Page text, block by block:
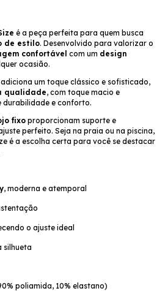
é a peça perfeita para quem busca
de estilo. Desenvolvido para valorizar o
confortável com um design
ocasião.
adiciona um toque clássico e sofisticado,
qualidade, com toque macio e
durabilidade e conforto.
fixo proporcionam suporte e
perfeito. Seja na praia ou na piscina,
é a escolha certa para você se destacar
, moderna e atemporal
o ajuste ideal
silhueta
poliamida, 10% elastano)